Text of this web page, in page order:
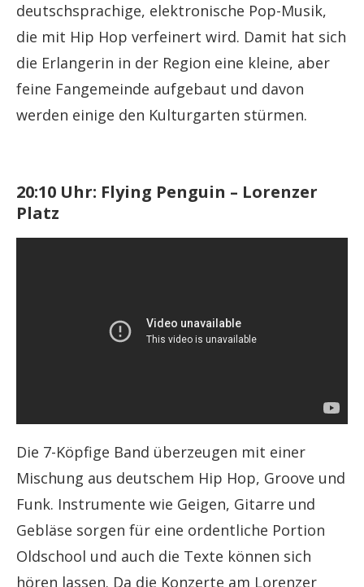
deutschsprachige, elektronische Pop-Musik,
die mit Hip Hop verfeinert wird. Damit hat sich
die Erlangerin in der Region eine kleine, aber
feine Fangemeinde aufgebaut und davon
werden einige den Kulturgarten stürmen.
20:10 Uhr: Flying Penguin – Lorenzer
Platz
Die 7-Köpfige Band überzeugen mit einer
Mischung aus deutschem Hip Hop, Groove und
Funk. Instrumente wie Geigen, Gitarre und
Gebläse sorgen für eine ordentliche Portion
Oldschool und auch die Texte können sich
hören lassen. Da die Konzerte am Lorenzer